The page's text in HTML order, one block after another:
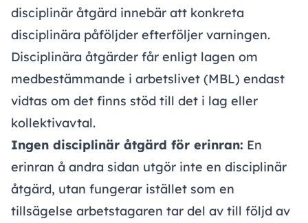
disciplinär åtgärd innebär att konkreta
disciplinära påföljder efterföljer varningen.
Disciplinära åtgärder får enligt lagen om
medbestämmande i arbetslivet (MBL) endast
vidtas om det finns stöd till det i lag eller
kollektivavtal.
Ingen disciplinär åtgärd för erinran: En
erinran å andra sidan utgör inte en disciplinär
åtgärd, utan fungerar istället som en
tillsägelse arbetstagaren tar del av till följd av